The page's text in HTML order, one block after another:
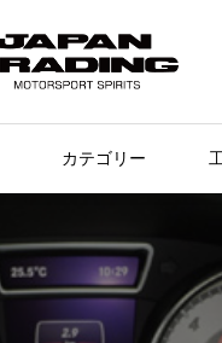
カテゴリー